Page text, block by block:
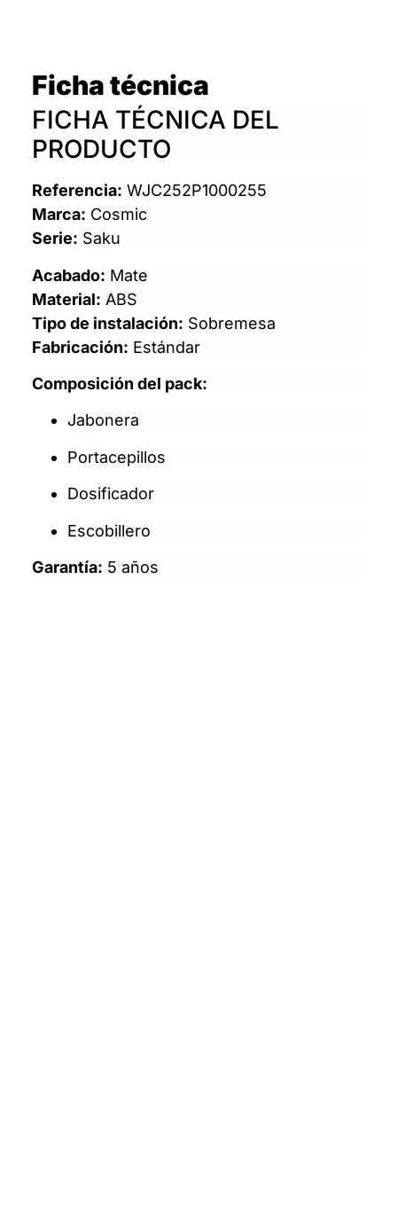
Ficha técnica
FICHA TÉCNICA DEL
PRODUCTO
Referencia: WJC252P1000255
Marca: Cosmic
Serie: Saku
Acabado: Mate
Material: ABS
Tipo de instalación: Sobremesa
Fabricación: Estándar
Composición del pack:
Jabonera
Portacepillos
Dosificador
Escobillero
Garantía: 5 años